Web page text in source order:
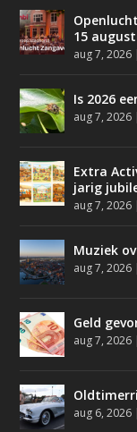
15
aug 7, 2026
Is 2026
aug 7, 2026
Extra
jarig
aug 7, 2026
Muziek
aug 7, 2026
Geld
aug 7, 2026
aug 6, 2026